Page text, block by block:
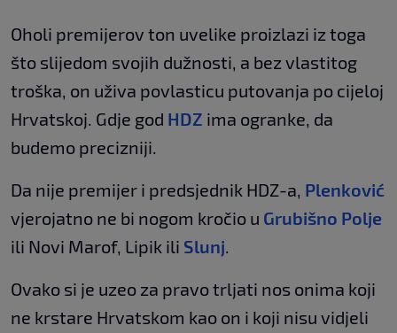
Oholi premijerov ton uvelike proizlazi iz toga
što slijedom svojih dužnosti, a bez vlastitog
troška, on uživa povlasticu putovanja po cijeloj
Hrvatskoj. Gdje god HDZ ima ogranke, da
budemo precizniji.
Da nije premijer i predsjednik HDZ-a, Plenković
vjerojatno ne bi nogom kročio u Grubišno Polje
ili Novi Marof, Lipik ili Slunj.
Ovako si je uzeo za pravo trljati nos onima koji
ne krstare Hrvatskom kao on i koji nisu vidjeli